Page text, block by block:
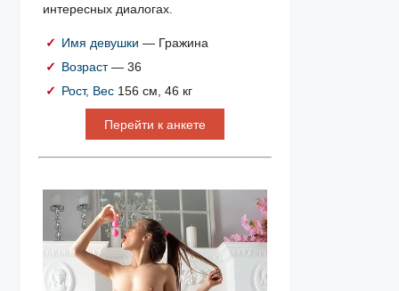
интересных диалогах.
Имя девушки — Гражина
Возраст— 36
Рост, Вес 156 см, 46 кг
Перейти к анкете